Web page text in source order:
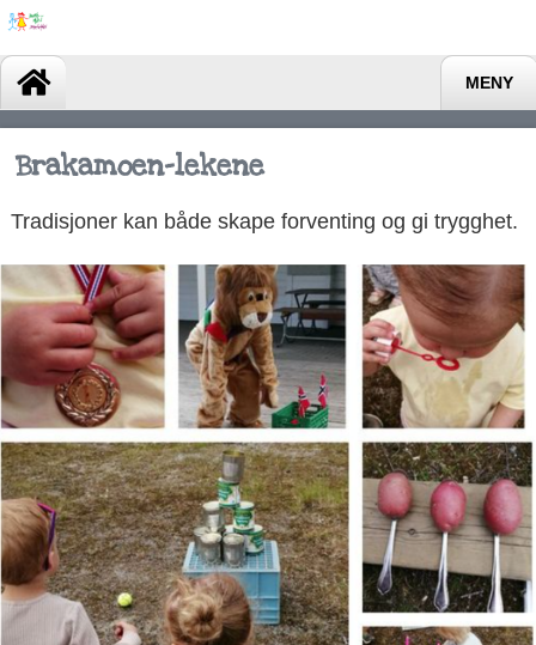
MENY
Brakamoen-lekene
Tradisjoner kan både skape forventing og gi trygghet.